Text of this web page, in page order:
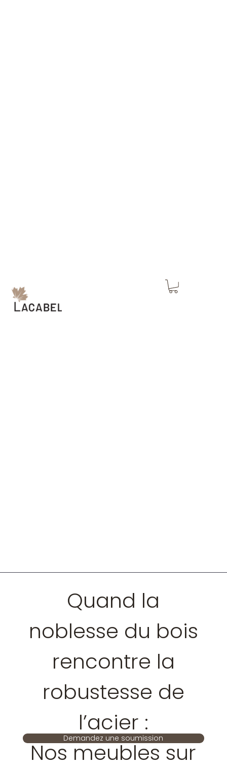
Quand la
noblesse du bois
rencontre la
robustesse de
l’acier :
Nos meubles sur
Demandez une soumission